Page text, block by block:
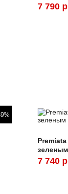
7 790
7 740